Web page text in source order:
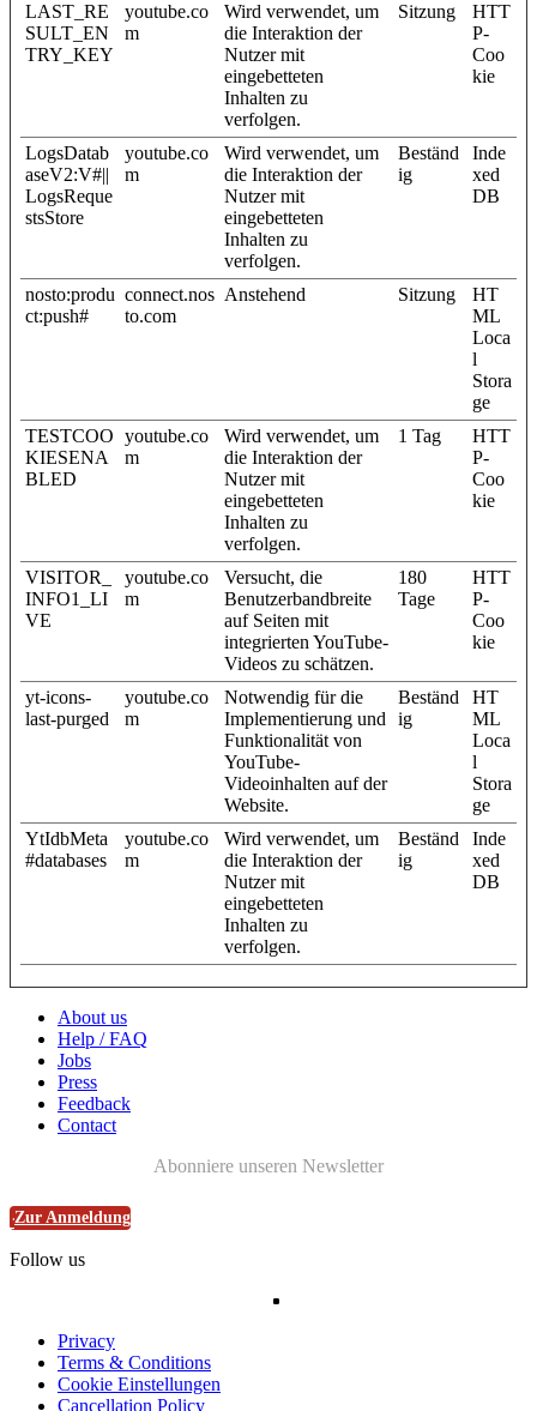
LAST_RE
SULT_EN
TRY_KEY
youtube.co
m
Wird verwendet, um
die Interaktion der
Nutzer mit
eingebetteten
Inhalten zu
verfolgen.
Sitzung
HTT
P-
Coo
kie
LogsDatab
aseV2:V#||
LogsReque
stsStore
youtube.co
m
Wird verwendet, um
die Interaktion der
Nutzer mit
eingebetteten
Inhalten zu
verfolgen.
Beständ
ig
Inde
xed
DB
nosto:produ
ct:push#
connect.nos
to.com
Anstehend Sitzung
HT
ML
Loca
l
Stora
ge
TESTCOO
KIESENA
BLED
youtube.co
m
Wird verwendet, um
die Interaktion der
Nutzer mit
eingebetteten
Inhalten zu
verfolgen.
1 Tag
HTT
P-
Coo
kie
VISITOR_
INFO1_LI
VE
youtube.co
m
Versucht, die
Benutzerbandbreite
auf Seiten mit
integrierten YouTube-
Videos zu schätzen.
180
Tage
HTT
P-
Coo
kie
yt-icons-
last-purged
youtube.co
m
Notwendig für die
Implementierung und
Funktionalität von
YouTube-
Videoinhalten auf der
Website.
Beständ
ig
HT
ML
Loca
l
Stora
ge
YtIdbMeta
#databases
youtube.co
m
Wird verwendet, um
die Interaktion der
Nutzer mit
eingebetteten
Inhalten zu
verfolgen.
Beständ
ig
Inde
xed
DB
About us
Help / FAQ
Jobs
Press
Feedback
Contact
Abonniere unseren Newsletter
Zur Anmeldung
Follow us
Privacy
Terms & Conditions
Cookie Einstellungen
Cancellation Policy